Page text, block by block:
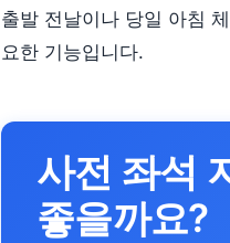
출발 전날이나 당일 아침
요한 기능입니다.
사전 좌석
좋을까요?